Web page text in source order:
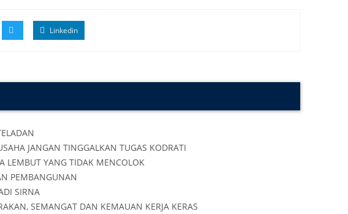
Linkedin